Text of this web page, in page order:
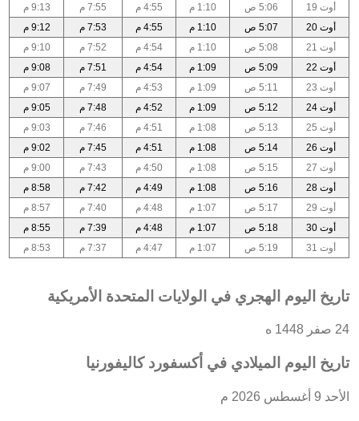
أوت 19
5:06 ص 1:10 م 4:55 م 7:55 م
9:13 م
أوت 20
5:07 ص 1:10 م 4:55 م 7:53 م
9:12 م
أوت 21
5:08 ص 1:10 م 4:54 م 7:52 م
9:10 م
أوت 22
5:09 ص 1:09 م 4:54 م 7:51 م
9:08 م
أوت 23
5:11 ص 1:09 م 4:53 م 7:49 م
9:07 م
أوت 24
5:12 ص 1:09 م 4:52 م 7:48 م
9:05 م
أوت 25
5:13 ص 1:08 م 4:51 م 7:46 م
9:03 م
أوت 26
5:14 ص 1:08 م 4:51 م 7:45 م
9:02 م
أوت 27
5:15 ص 1:08 م 4:50 م 7:43 م
9:00 م
أوت 28
5:16 ص 1:08 م 4:49 م 7:42 م
8:58 م
أوت 29
5:17 ص 1:07 م 4:48 م 7:40 م
8:57 م
أوت 30
5:18 ص 1:07 م 4:48 م 7:39 م
8:55 م
أوت 31
5:19 ص 1:07 م 4:47 م 7:37 م 8:53 م
تاريخ اليوم الهجري في الولايات المتحدة الأمريكية
24 صفر 1448 ه
تاريخ اليوم الميلادي في أكسفورد كاليفورنيا
الأحد 9 أغسطس 2026 م